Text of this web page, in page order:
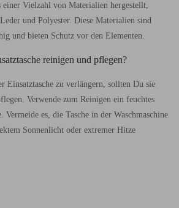
einer Vielzahl von Materialien hergestellt,
und Polyester. Diese Materialien sind
und bieten Schutz vor den Elementen.
reinigen und pflegen?
Einsatztasche zu verlängern, sollten Du sie
Verwende zum Reinigen ein feuchtes
es, die Tasche in der Waschmaschine
Sonnenlicht oder extremer Hitze